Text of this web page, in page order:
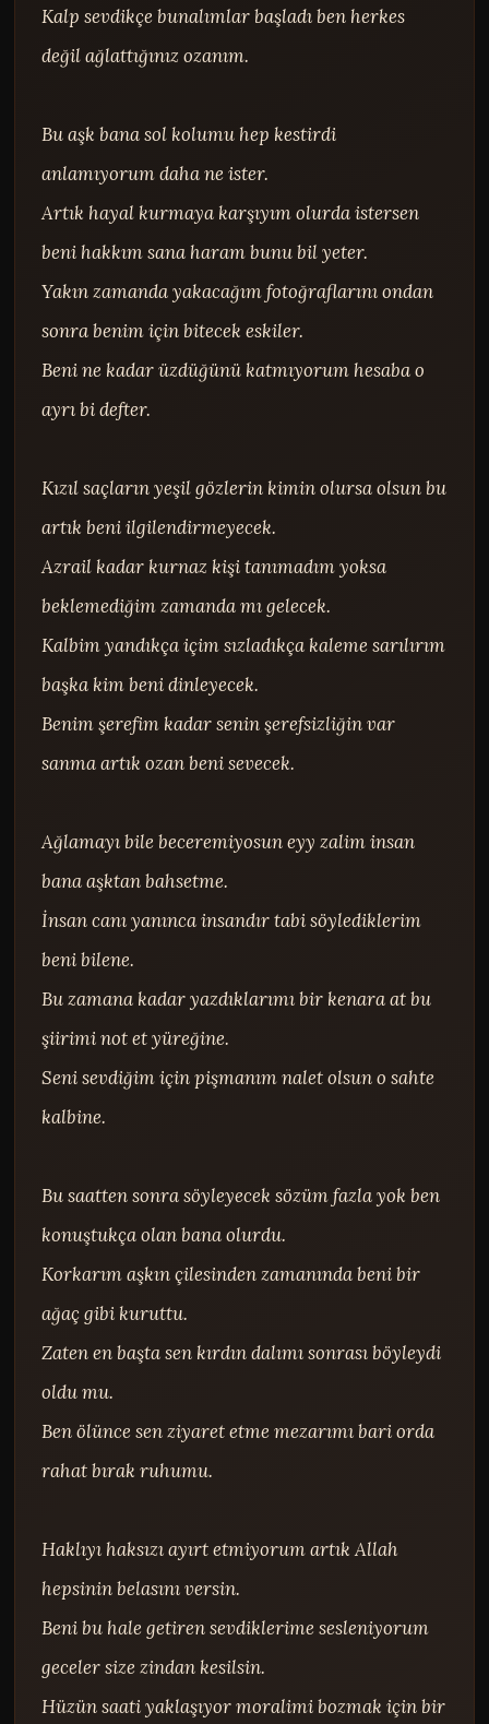
Kalp sevdikçe bunalımlar başladı ben herkes
değil ağlattığınız ozanım.
Bu aşk bana sol kolumu hep kestirdi
anlamıyorum daha ne ister.
Artık hayal kurmaya karşıyım olurda istersen
beni hakkım sana haram bunu bil yeter.
Yakın zamanda yakacağım fotoğraflarını ondan
sonra benim için bitecek eskiler.
Beni ne kadar üzdüğünü katmıyorum hesaba o
ayrı bi defter.
Kızıl saçların yeşil gözlerin kimin olursa olsun bu
artık beni ilgilendirmeyecek.
Azrail kadar kurnaz kişi tanımadım yoksa
beklemediğim zamanda mı gelecek.
Kalbim yandıkça içim sızladıkça kaleme sarılırım
başka kim beni dinleyecek.
Benim şerefim kadar senin şerefsizliğin var
sanma artık ozan beni sevecek.
Ağlamayı bile beceremiyosun eyy zalim insan
bana aşktan bahsetme.
İnsan canı yanınca insandır tabi söylediklerim
beni bilene.
Bu zamana kadar yazdıklarımı bir kenara at bu
şiirimi not et yüreğine.
Seni sevdiğim için pişmanım nalet olsun o sahte
kalbine.
Bu saatten sonra söyleyecek sözüm fazla yok ben
konuştukça olan bana olurdu.
Korkarım aşkın çilesinden zamanında beni bir
ağaç gibi kuruttu.
Zaten en başta sen kırdın dalımı sonrası böyleydi
oldu mu.
Ben ölünce sen ziyaret etme mezarımı bari orda
rahat bırak ruhumu.
Haklıyı haksızı ayırt etmiyorum artık Allah
hepsinin belasını versin.
Beni bu hale getiren sevdiklerime sesleniyorum
geceler size zindan kesilsin.
Hüzün saati yaklaşıyor moralimi bozmak için bir